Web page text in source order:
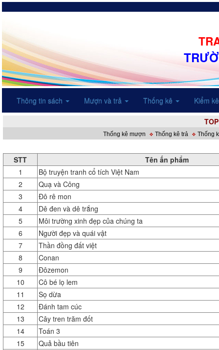
Thông tin sách Mượn và trả Thống kê Kiểm
Thống kê mượn Thống kê trả Thống
STT
Tên ấn phẩm
1
Bộ truyện tranh cổ tích Việt Nam
2
Quạ và Công
3
Đô rê mon
4
Dê đen và dê trắng
5
Môi trường xinh đẹp của chúng ta
6
Người đẹp và quái vật
7
Thần đồng đất việt
8
Conan
9
Đôzemon
10
Cô bé lọ lem
11
Sọ dừa
12
Đánh tam cúc
13
Cây tren trăm đốt
14
Toán 3
15
Quả bầu tiên